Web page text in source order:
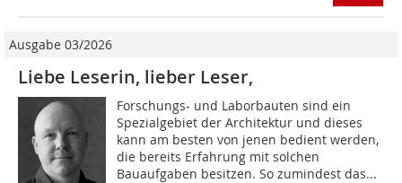
Ausgabe 03/2026
Liebe Leserin, lieber Leser,
Forschungs- und Laborbauten sind ein
Spezialgebiet der Architektur und dieses
kann am besten von jenen bedient werden,
die bereits Erfahrung mit solchen
Bauaufgaben besitzen. So zumindest das...